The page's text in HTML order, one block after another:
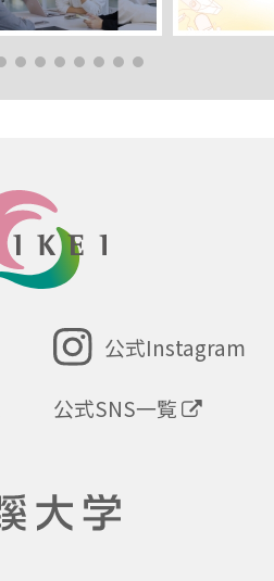
公式Instagram
公式SNS一覧